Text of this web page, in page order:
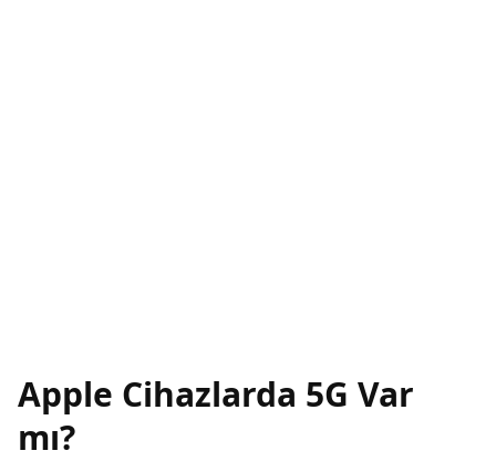
Apple Cihazlarda 5G Var
mı?